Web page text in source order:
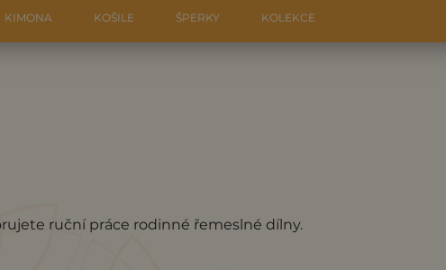
KIMONA KOŠILE ŠPERKY KOLEKCE
ruční práce rodinné řemeslné dílny.